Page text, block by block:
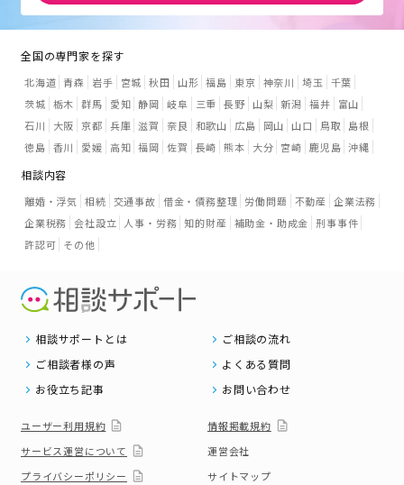
全国の専門家を探す
北海道 青森 岩手 宮城 秋田 山形 福島 東京 神奈川 埼玉 千葉
茨城 栃木 群馬 愛知 静岡 岐阜 三重 長野 山梨 新潟 福井
富山
石川
大阪 京都 兵庫 滋賀 奈良 和歌山 広島 岡山 山口 鳥取
島根
徳島 香川 愛媛 高知 福岡 佐賀 長崎 熊本 大分 宮崎 鹿児島 沖縄
相談内容
離婚・浮気 相続 交通事故 借金・債務整理 労働問題 不動産 企業法務
企業税務 会社設立 人事・労務 知的財産 補助金・助成金 刑事事件
許認可 その他
相談サポートとは
ご相談の流れ
ご相談者様の声
よくある質問
お役立ち記事
お問い合わせ
ユーザー利用規約
情報掲載規約
サービス運営について
運営会社
プライバシーポリシー
サイトマップ